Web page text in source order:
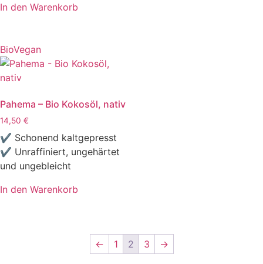
In den Warenkorb
BioVegan
Pahema – Bio Kokosöl, nativ
14,50 €
✔ Schonend kaltgepresst
✔ Unraffiniert, ungehärtet
und ungebleicht
In den Warenkorb
← 1 2 3 →